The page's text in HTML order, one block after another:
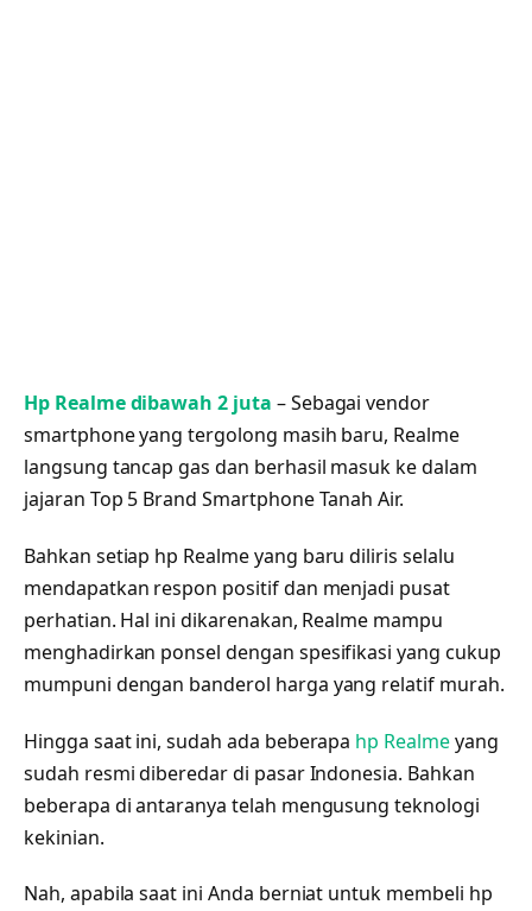
Hp Realme dibawah 2 juta – Sebagai vendor
smartphone yang tergolong masih baru, Realme
langsung tancap gas dan berhasil masuk ke dalam
jajaran Top 5 Brand Smartphone Tanah Air.
Bahkan setiap hp Realme yang baru diliris selalu
mendapatkan respon positif dan menjadi pusat
perhatian. Hal ini dikarenakan, Realme mampu
menghadirkan ponsel dengan spesifikasi yang cukup
mumpuni dengan banderol harga yang relatif murah.
Hingga saat ini, sudah ada beberapa hp Realmeyang
sudah resmi diberedar di pasar Indonesia. Bahkan
beberapa di antaranya telah mengusung teknologi
kekinian.
Nah, apabila saat ini Anda berniat untuk membeli hp